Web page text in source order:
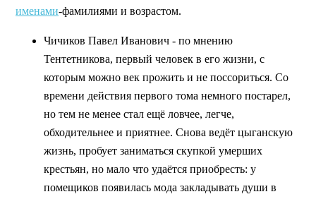
именами-фамилиями и возрастом.
Чичиков Павел Иванович - по мнению
Тентетникова, первый человек в его жизни, с
которым можно век прожить и не поссориться. Со
времени действия первого тома немного постарел,
но тем не менее стал ещё ловчее, легче,
обходительнее и приятнее. Снова ведёт цыганскую
жизнь, пробует заниматься скупкой умерших
крестьян, но мало что удаётся приобресть: у
помещиков появилась мода закладывать души в